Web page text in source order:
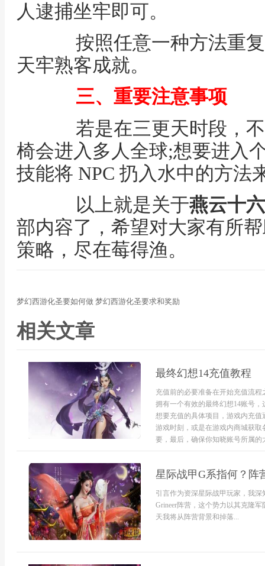
人逮捕坐牢即可。
按照任意一种方法重复
天牢熟客成就。
三、重要注意事项
若是在三更天时段，不
椅会进入多人全球;想要进入
技能将 NPC 扔入水中的方法
以上就是关于燕云十
部内容了，希望对大家有所
策略，尽在莓得渔。
梦幻西游化圣要如何做 梦幻西游化圣要求和奖励
相关文章
最终幻想14充值教程
充值前的必要准备在开始充值流
拥有一个有效的最终幻想14账号
想要充值的具体项目，游戏内充
游戏时刻，或是在游戏内商城获
要，最后，确保你知晓账号所属的
星际战甲G系指何？阵
引言作为资深星际战甲玩家，我
Grineer阵营，这个势力以其克隆
天我将从阵营背景和掉落...